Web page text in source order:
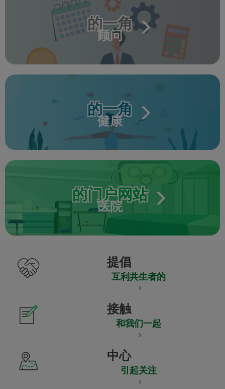
的一角
顾问
的一角
健康
的门户网站
医院
提倡
互利共生者的
接触
和我们一起
中心
引起关注